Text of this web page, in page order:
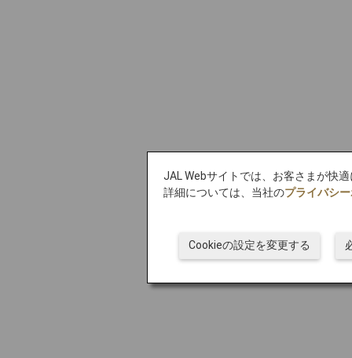
JAL Webサイトでは、お客さまが快
詳細については、当社のプライバシ
Cookieの設定を変更する